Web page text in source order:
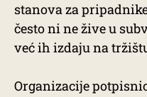
stanova za
često ni ne žive u
već ih izdaju na
Organizacije